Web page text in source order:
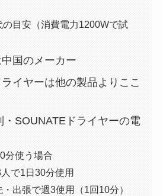
の目安（消費電力1200Wで試
国のメーカー
イヤーは他の製品よりここ
・SOUNATEドライヤーの電
分使う場合
で1日30分使用
出張で週3使用（1回10分）